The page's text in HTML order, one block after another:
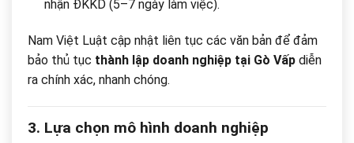
nhận ĐKKD (5–7 ngày làm việc).
Nam Việt Luật cập nhật liên tục các văn bản để đảm
bảo thủ tục thành lập doanh nghiệp tại Gò Vấp diễn
ra chính xác, nhanh chóng.
3. Lựa chọn mô hình doanh nghiệp